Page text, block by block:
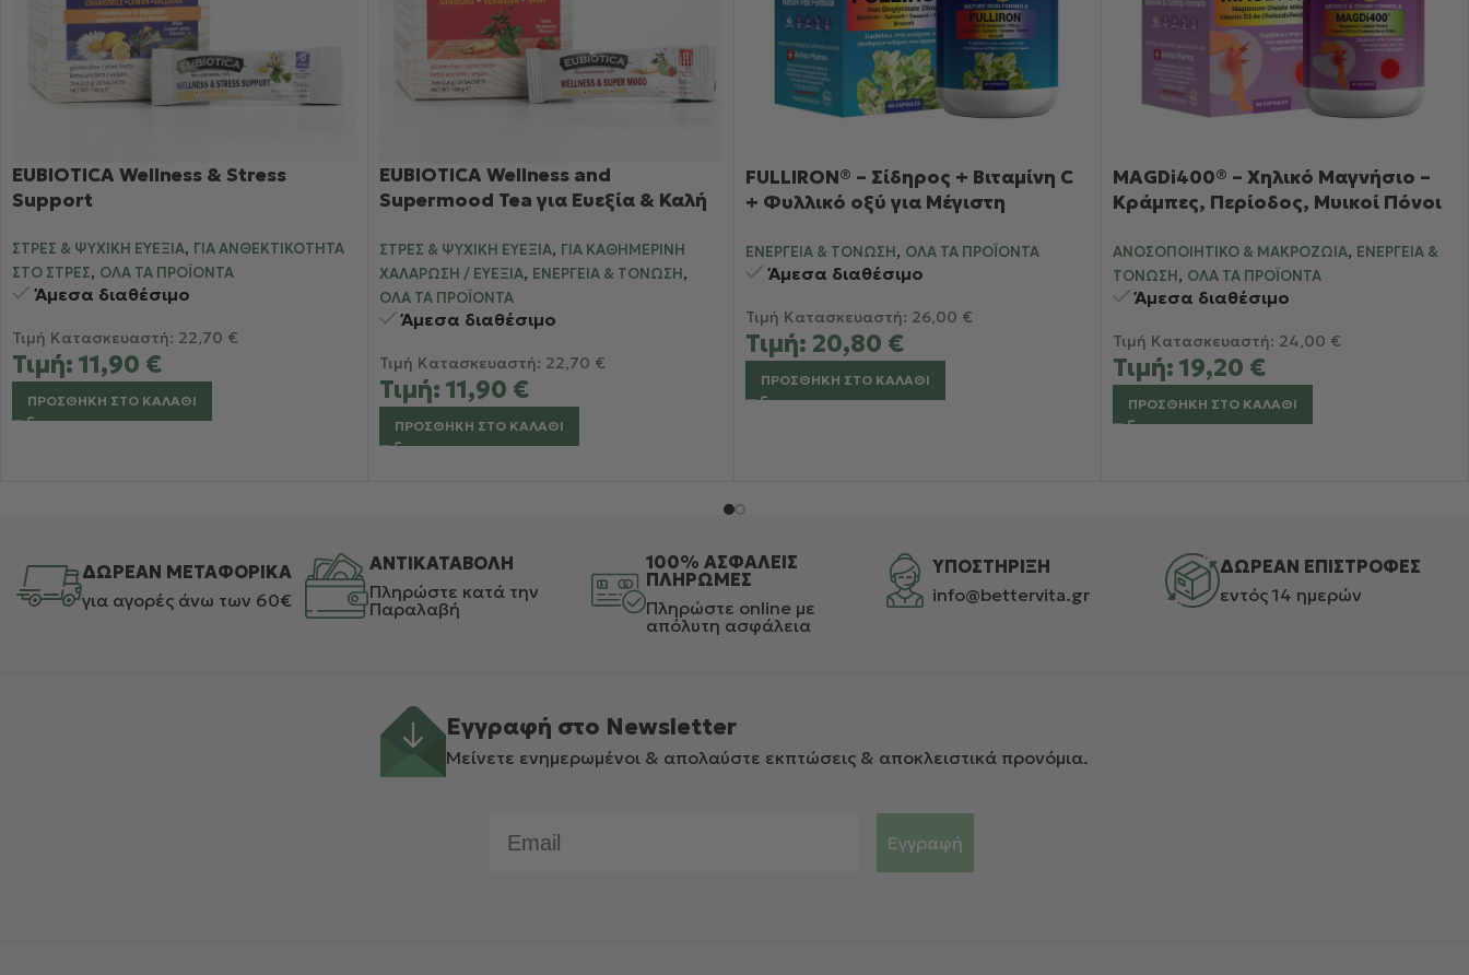
EUBIOTICA Wellness & Stress
Support
ΣΤΡΕΣ & ΨΥΧΙΚΉ ΕΥΕΞΊΑ, ΓΙΑ ΑΝΘΕΚΤΙΚΌΤΗΤΑ
ΣΤΟ ΣΤΡΕΣ, ΌΛΑ ΤΑ ΠΡΟΪΌΝΤΑ
Άμεσα διαθέσιμο
Τιμή Κατασκευαστή: 22,70 €
Τιμή: 11,90 €
ΠΡΟΣΘΉΚΗ ΣΤΟ ΚΑΛΆΘΙ
EUBIOTICA Wellness and
Supermood Tea για Ευεξία & Καλή
ΣΤΡΕΣ & ΨΥΧΙΚΉ ΕΥΕΞΊΑ, ΓΙΑ ΚΑΘΗΜΕΡΙΝΉ
ΧΑΛΆΡΩΣΗ / ΕΥΕΞΊΑ, ΕΝΈΡΓΕΙΑ & ΤΌΝΩΣΗ,
ΌΛΑ ΤΑ ΠΡΟΪΌΝΤΑ
Άμεσα διαθέσιμο
Τιμή Κατασκευαστή: 22,70 €
Τιμή: 11,90 €
ΠΡΟΣΘΉΚΗ ΣΤΟ ΚΑΛΆΘΙ
FULLIRON® – Σίδηρος + Βιταμίνη C
+ Φυλλικό οξύ για Μέγιστη
ΕΝΈΡΓΕΙΑ & ΤΌΝΩΣΗ, ΌΛΑ ΤΑ ΠΡΟΪΌΝΤΑ
Άμεσα διαθέσιμο
Τιμή Κατασκευαστή: 26,00 €
Τιμή: 20,80 €
ΠΡΟΣΘΉΚΗ ΣΤΟ ΚΑΛΆΘΙ
MAGDi400® – Χηλικό Μαγνήσιο –
Κράμπες, Περίοδος, Μυικοί Πόνοι
ΑΝΟΣΟΠΟΙΗΤΙΚΌ & ΜΑΚΡΟΖΩΊΑ, ΕΝΈΡΓΕΙΑ &
ΤΌΝΩΣΗ, ΌΛΑ ΤΑ ΠΡΟΪΌΝΤΑ
Άμεσα διαθέσιμο
Τιμή Κατασκευαστή: 24,00 €
Τιμή: 19,20 €
ΠΡΟΣΘΉΚΗ ΣΤΟ ΚΑΛΆΘΙ
ΔΩΡΕΑΝ ΜΕΤΑΦΟΡΙΚΑ
για αγορές άνω των 60€
ΑΝΤΙΚΑΤΑΒΟΛΗ
Πληρώστε κατά την
Παραλαβή
100% ΑΣΦΑΛΕΙΣ
ΠΛΗΡΩΜΕΣ
Πληρώστε online με
απόλυτη ασφάλεια
ΥΠΟΣΤΗΡΙΞΗ
info@bettervita.gr
ΔΩΡΕΑΝ ΕΠΙΣΤΡΟΦΕΣ
εντός 14 ημερών
Εγγραφή στο Newsletter
Μείνετε ενημερωμένοι & απολαύστε εκπτώσεις & αποκλειστικά προνόμια.
Εγγραφή